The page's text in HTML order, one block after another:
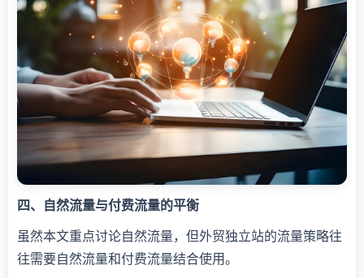
四、自然流量与付费流量的平衡
虽然本文重点讨论自然流量，但外贸独立站的流量策略往
往需要自然流量和付费流量结合使用。